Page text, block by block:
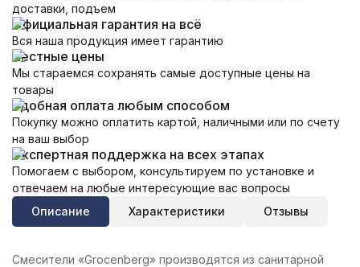
доставки, подъем
Официальная гарантия на всё
Вся наша продукция имеет гарантию
Честные цены
Мы стараемся сохранять самые доступные цены на
товары
Удобная оплата любым способом
Покупку можно оплатить картой, наличными или по счету
на ваш выбор
Экспертная поддержка на всех этапах
Помогаем с выбором, консультируем по установке и
отвечаем на любые интересующие вас вопросы
Описание
Характеристики Отзывы
Смесители «Grocenberg» производятся из санитарной